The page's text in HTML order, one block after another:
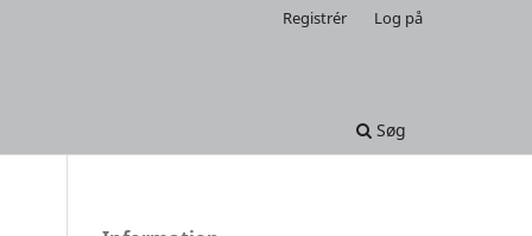
Søg
Registrér Log på